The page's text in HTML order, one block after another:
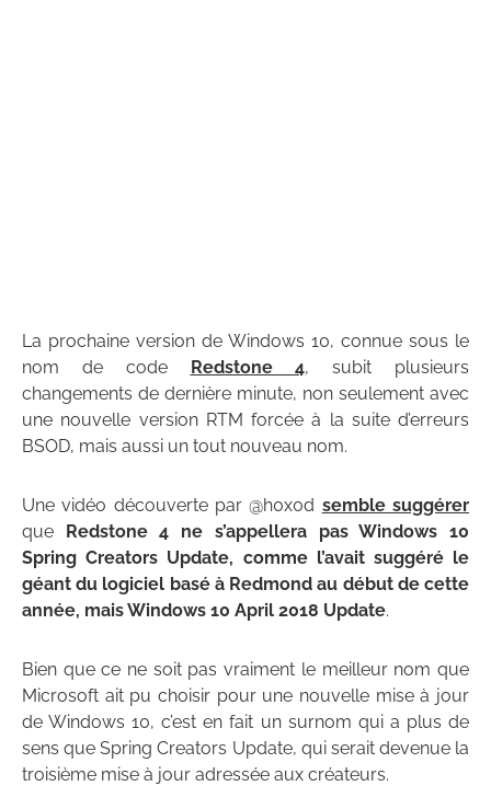
La prochaine version de Windows 10, connue sous le
nom de code Redstone 4, subit plusieurs
changements de dernière minute, non seulement avec
une nouvelle version RTM forcée à la suite d’erreurs
BSOD, mais aussi un tout nouveau nom.
Une vidéo découverte par @h0x0d semble suggérer
que Redstone 4 ne s’appellera pas Windows 10
Spring Creators Update, comme l’avait suggéré le
géant du logiciel basé à Redmond au début de cette
année, mais Windows 10 April 2018 Update.
Bien que ce ne soit pas vraiment le meilleur nom que
Microsoft ait pu choisir pour une nouvelle mise à jour
de Windows 10, c’est en fait un surnom qui a plus de
sens que Spring Creators Update, qui serait devenue la
troisième mise à jour adressée aux créateurs.